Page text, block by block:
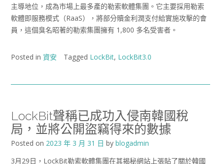
主導地位，成為市場上最多產的勒索軟體集團。它主要採用勒索
軟體即服務模式（RaaS），將部分贖金利潤支付給實施攻擊的會
員，這個臭名昭著的勒索集團擁有 1,800 多名受害者。
Posted in 資安 Tagged LockBit, LockBit3.0
LockBit聲稱已成功入侵南韓國稅
局，並將公開盜竊得來的數據
Posted on 2023 年 3 月 31 日 by blogadmin
3月29日，LockBit勒索軟體集團在其揭秘網站上張貼了關於韓國